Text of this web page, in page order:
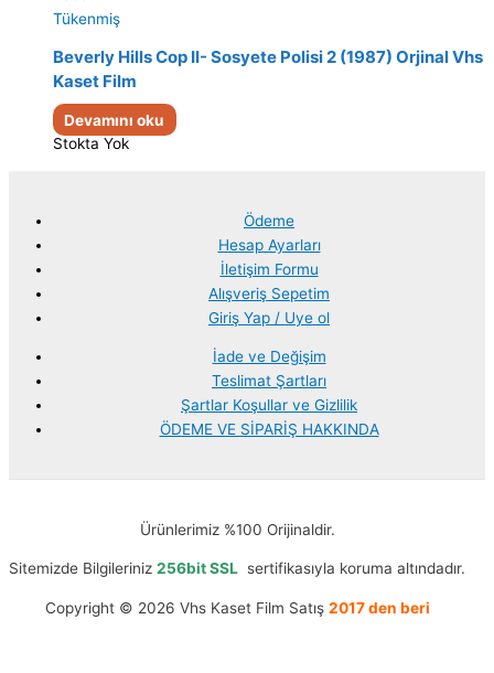
Tükenmiş
Beverly Hills Cop II- Sosyete Polisi 2 (1987) Orjinal Vhs
Kaset Film
Devamını oku
Stokta Yok
Ödeme
Hesap Ayarları
İletişim Formu
Alışveriş Sepetim
Giriş Yap / Uye ol
İade ve Değişim
Teslimat Şartları
Şartlar Koşullar ve Gizlilik
ÖDEME VE SİPARİŞ HAKKINDA
Ürünlerimiz %100 Orijinaldir.
Sitemizde Bilgileriniz 256bit SSL sertifikasıyla koruma altındadır.
Copyright © 2026 Vhs Kaset Film Satış 2017 den beri